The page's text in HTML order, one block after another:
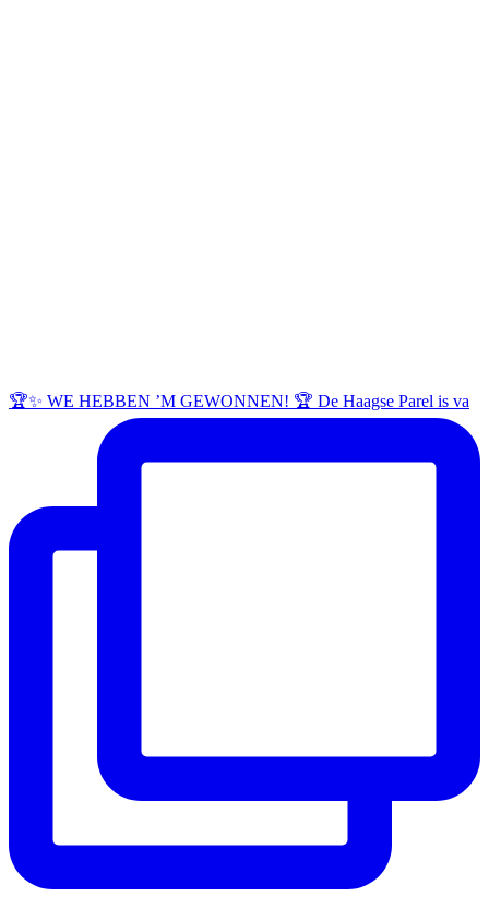
🏆✨ WE HEBBEN ’M GEWONNEN! 🏆 De Haagse Parel is va